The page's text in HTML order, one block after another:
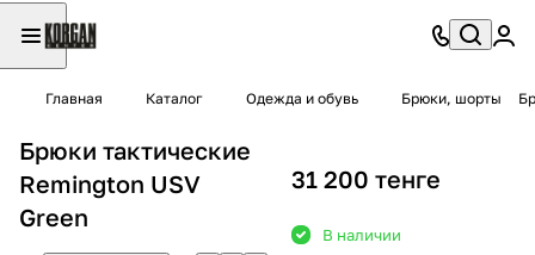
Главная Каталог Одежда и обувь Брюки, шорты
Брюки тактические
Remington USV
Green
31 200 тенге
В наличии